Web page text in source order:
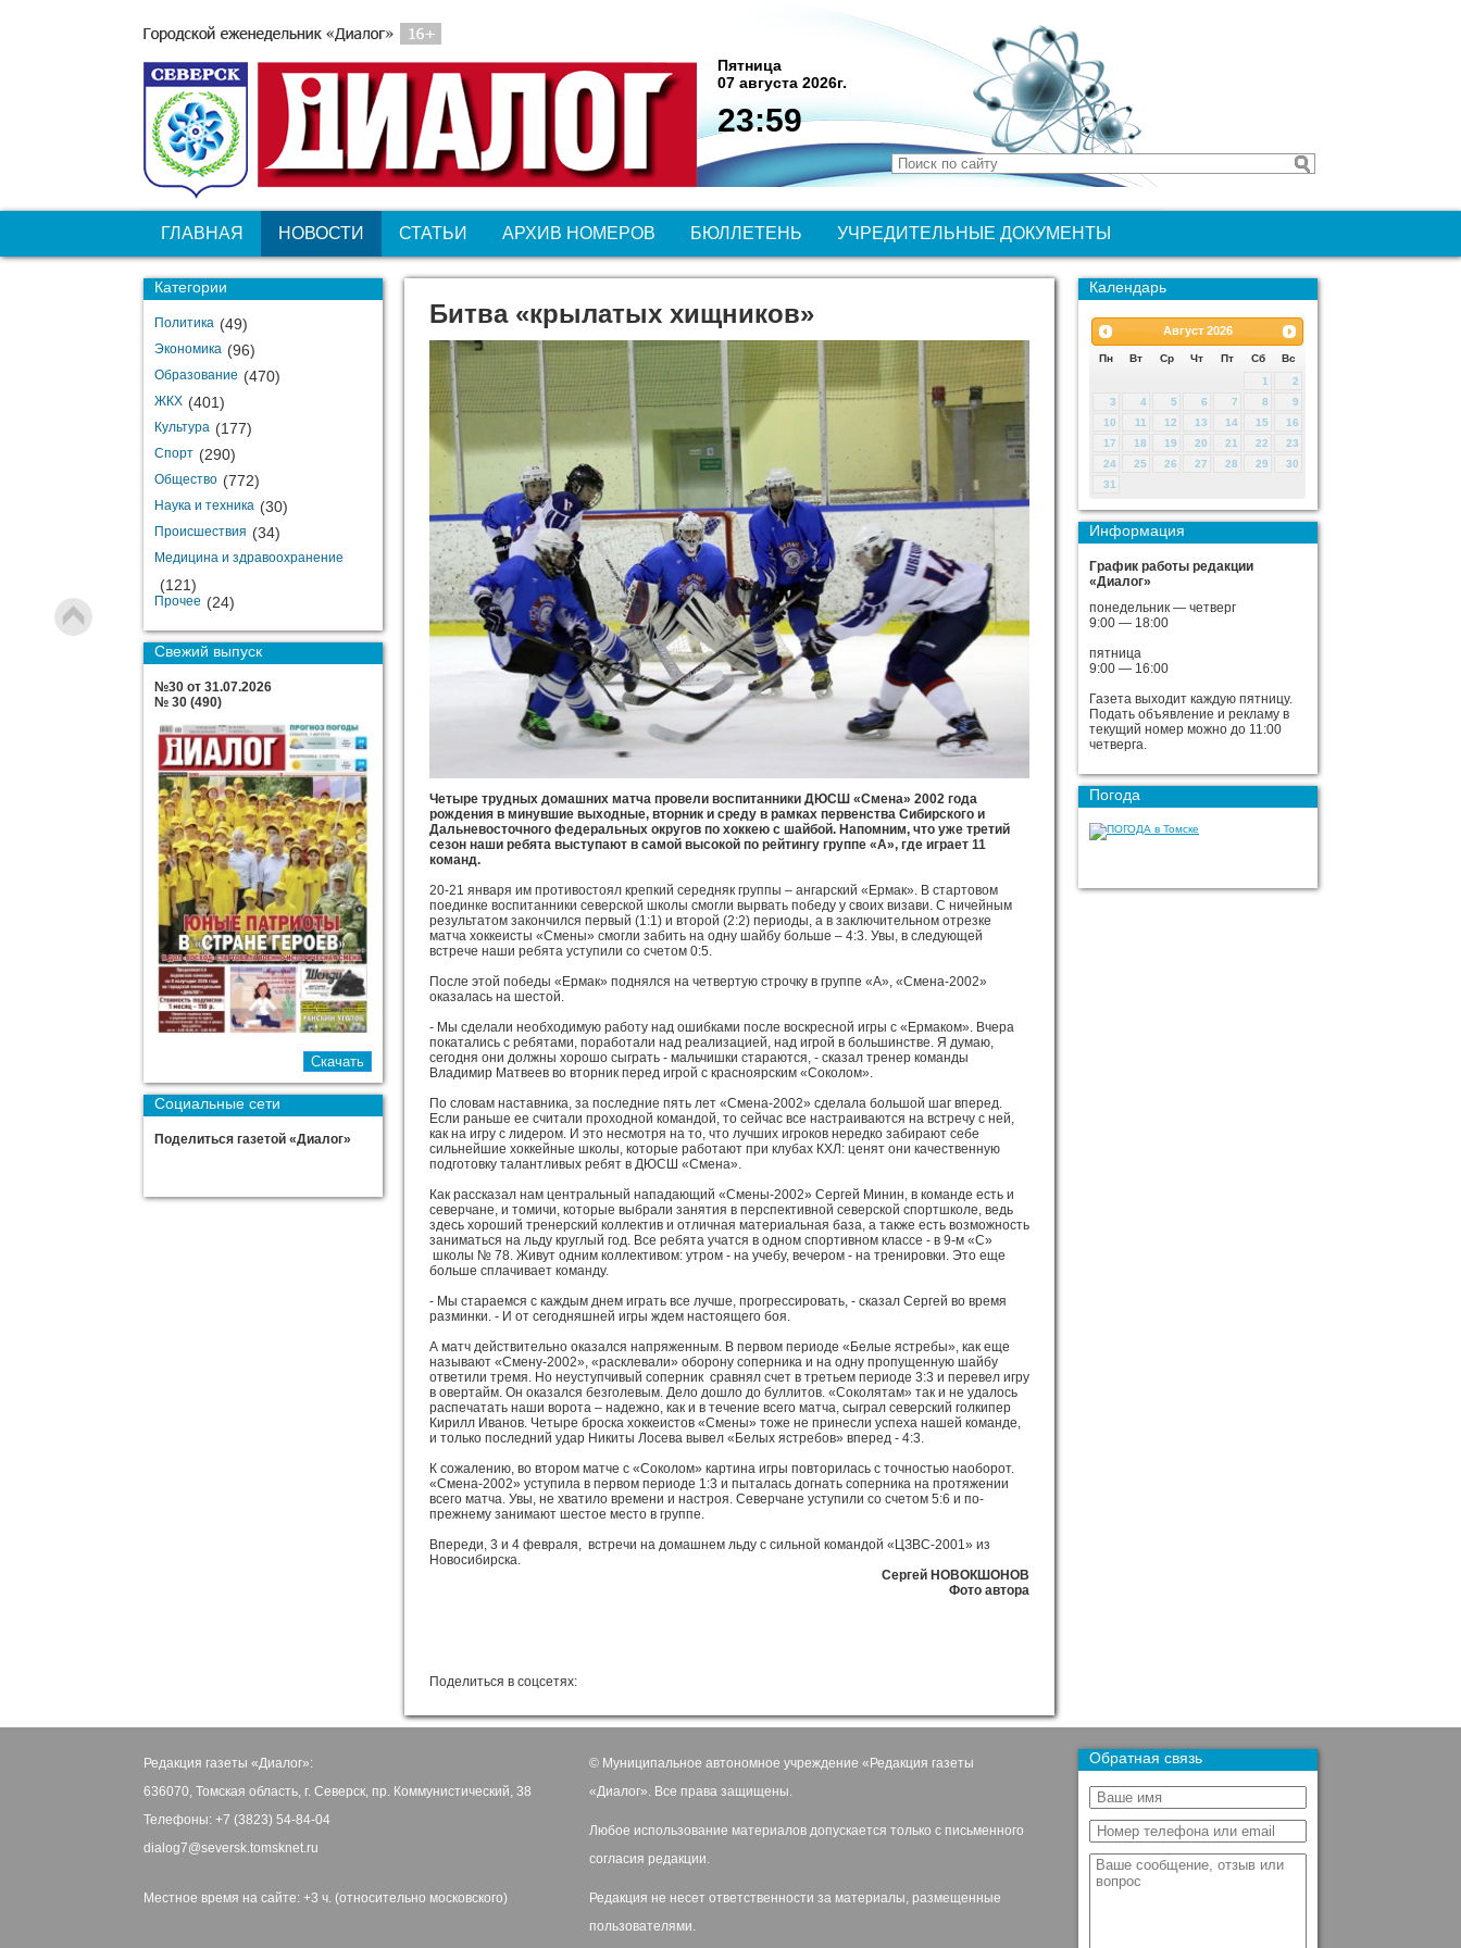
Пятница
07 августа 2026г.
23:59
ГЛАВНАЯ НОВОСТИ СТАТЬИ АРХИВ НОМЕРОВ БЮЛЛЕТЕНЬ УЧРЕДИТЕЛЬНЫЕ ДОКУМЕНТЫ
Категории
Политика (49)
Экономика (96)
Образование (470)
ЖКХ (401)
Культура (177)
Спорт (290)
Общество (772)
Наука и техника (30)
Происшествия (34)
Медицина и здравоохранение
(121)
Прочее (24)
Свежий выпуск
№30 от 31.07.2026
№ 30 (490)
Социальные сети
Поделиться газетой «Диалог»
Битва «крылатых хищников»
Четыре трудных домашних матча провели воспитанники ДЮСШ «Смена» 2002 года
рождения в минувшие выходные, вторник и среду в рамках первенства Сибирского и
Дальневосточного федеральных округов по хоккею с шайбой. Напомним, что уже третий
сезон наши ребята выступают в самой высокой по рейтингу группе «А», где играет 11
команд.
20-21 января им противостоял крепкий середняк группы – ангарский «Ермак». В стартовом
поединке воспитанники северской школы смогли вырвать победу у своих визави. С ничейным
результатом закончился первый (1:1) и второй (2:2) периоды, а в заключительном отрезке
матча хоккеисты «Смены» смогли забить на одну шайбу больше – 4:3. Увы, в следующей
встрече наши ребята уступили со счетом 0:5.
После этой победы «Ермак» поднялся на четвертую строчку в группе «А», «Смена-2002»
оказалась на шестой.
- Мы сделали необходимую работу над ошибками после воскресной игры с «Ермаком». Вчера
покатались с ребятами, поработали над реализацией, над игрой в большинстве. Я думаю,
сегодня они должны хорошо сыграть - мальчишки стараются, - сказал тренер команды
Владимир Матвеев во вторник перед игрой с красноярским «Соколом».
По словам наставника, за последние пять лет «Смена-2002» сделала большой шаг вперед.
Если раньше ее считали проходной командой, то сейчас все настраиваются на встречу с ней,
как на игру с лидером. И это несмотря на то, что лучших игроков нередко забирают себе
сильнейшие хоккейные школы, которые работают при клубах КХЛ: ценят они качественную
подготовку талантливых ребят в ДЮСШ «Смена».
Как рассказал нам центральный нападающий «Смены-2002» Сергей Минин, в команде есть и
северчане, и томичи, которые выбрали занятия в перспективной северской спортшколе, ведь
здесь хороший тренерский коллектив и отличная материальная база, а также есть возможность
заниматься на льду круглый год. Все ребята учатся в одном спортивном классе - в 9-м «С»
школы № 78. Живут одним коллективом: утром - на учебу, вечером - на тренировки. Это еще
больше сплачивает команду.
- Мы стараемся с каждым днем играть все лучше, прогрессировать, - сказал Сергей во время
разминки. - И от сегодняшней игры ждем настоящего боя.
А матч действительно оказался напряженным. В первом периоде «Белые ястребы», как еще
называют «Смену-2002», «расклевали» оборону соперника и на одну пропущенную шайбу
ответили тремя. Но неуступчивый соперник сравнял счет в третьем периоде 3:3 и перевел игру
в овертайм. Он оказался безголевым. Дело дошло до буллитов. «Соколятам» так и не удалось
распечатать наши ворота – надежно, как и в течение всего матча, сыграл северский голкипер
Кирилл Иванов. Четыре броска хоккеистов «Смены» тоже не принесли успеха нашей команде,
и только последний удар Никиты Лосева вывел «Белых ястребов» вперед - 4:3.
К сожалению, во втором матче с «Соколом» картина игры повторилась с точностью наоборот.
«Смена-2002» уступила в первом периоде 1:3 и пыталась догнать соперника на протяжении
всего матча. Увы, не хватило времени и настроя. Северчане уступили со счетом 5:6 и по-
прежнему занимают шестое место в группе.
Впереди, 3 и 4 февраля, встречи на домашнем льду с сильной командой «ЦЗВС-2001» из
Новосибирска.
Сергей НОВОКШОНОВ
Фото автора
Поделиться в соцсетях:
Календарь
Август 2026
Пн Вт Ср Чт Пт Сб
Вс
1
2
3
4 5 6 7 8
9
10
11 12 13 14 15
16
17
18 19 20 21 22
23
24
25 26 27 28 29
30
31
Информация
График работы редакции
«Диалог»
понедельник — четверг
9:00 — 18:00
пятница
9:00 — 16:00
Газета выходит каждую пятницу.
Подать объявление и рекламу в
текущий номер можно до 11:00
четверга.
Погода
Редакция газеты «Диалог»:
636070, Томская область, г. Северск, пр. Коммунистический, 38
Телефоны: +7 (3823) 54-84-04
dialog7@seversk.tomsknet.ru
Местное время на сайте: +3 ч. (относительно московского)
© Муниципальное автономное учреждение «Редакция газеты
«Диалог». Все права защищены.
Любое использование материалов допускается только с письменного
согласия редакции.
Редакция не несет ответственности за материалы, размещенные
пользователями.
Обратная связь